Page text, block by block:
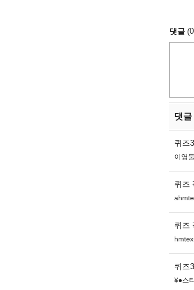
댓글 (0
댓글
퀴즈
이영
퀴즈
퀴즈
퀴즈
¥●스